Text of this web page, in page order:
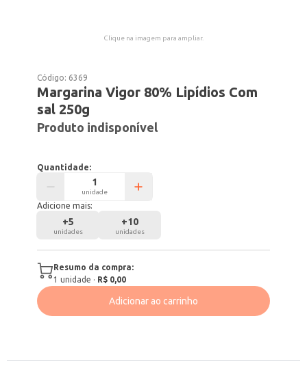
Clique na imagem para ampliar.
Código: 6369
Margarina Vigor 80% Lipídios Com
sal 250g
Produto indisponível
Quantidade:
unidade
Adicione mais:
+5
unidades
+10
unidades
Resumo da compra:
1 unidade · R$ 0,00
Adicionar ao carrinho